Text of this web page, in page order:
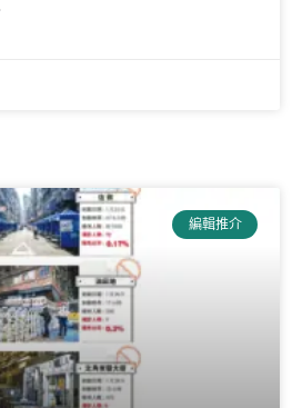
編輯推介